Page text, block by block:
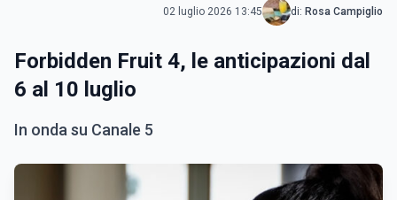
02 luglio 2026 13:45 di: Rosa Campiglio
Forbidden Fruit 4, le anticipazioni dal
6 al 10 luglio
In onda su Canale 5